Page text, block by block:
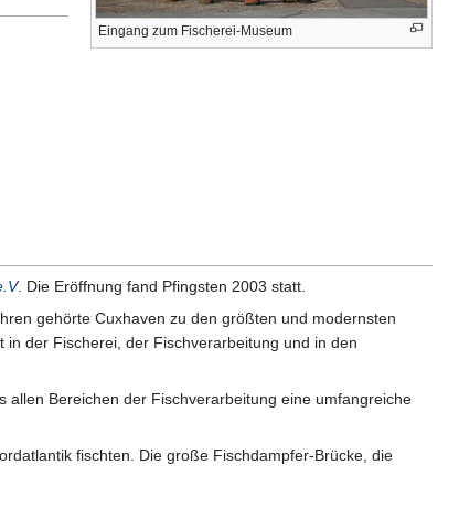
Eingang zum Fischerei-Museum
. Die Eröffnung fand Pfingsten 2003 statt.
gehörte Cuxhaven zu den größten und modernsten
der Fischerei, der Fischverarbeitung und in den
Bereichen der Fischverarbeitung eine umfangreiche
fischten. Die große Fischdampfer-Brücke, die